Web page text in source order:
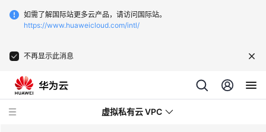
如需了解国际站更多云产品，请访问国际站。
https://www.huaweicloud.com/intl/
不再显示此消息
虚拟私有云 VPC